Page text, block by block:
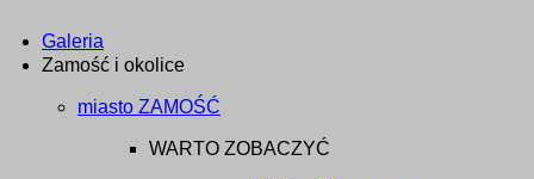
Galeria
Zamość i okolice
miasto ZAMOŚĆ
WARTO ZOBACZYĆ